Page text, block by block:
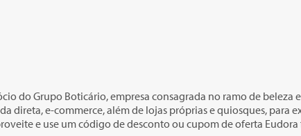
do Grupo Boticário, empresa consagrada no ramo de
direta, e-commerce, além de lojas próprias e quiosques, para
e use um código de desconto ou cupom de oferta